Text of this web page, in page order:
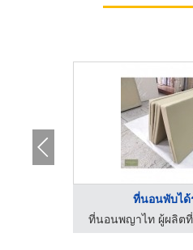
ที่นอนพับได้
ที่นอนพญาไท ผู้ผลิต